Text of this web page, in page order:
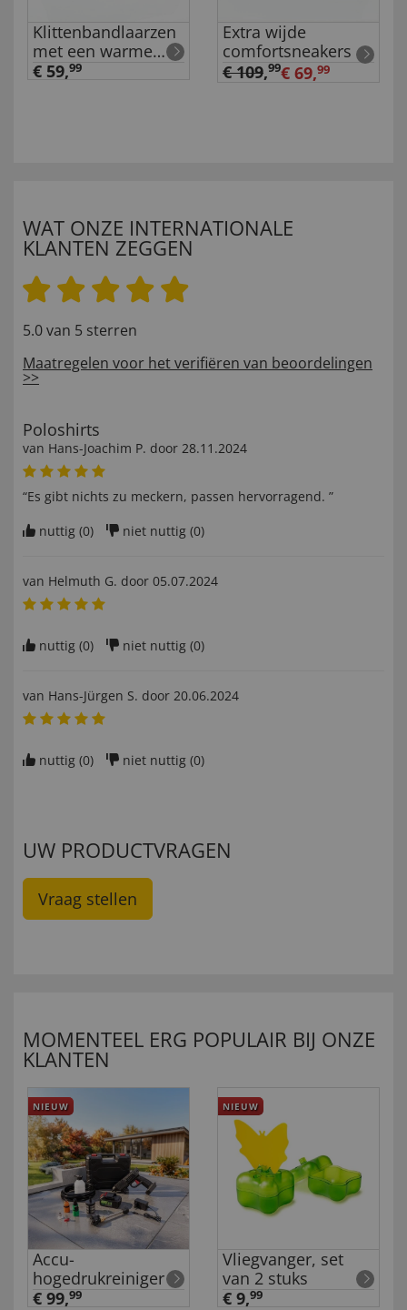
Klittenbandlaarzen
met een warme
voering
€ 59,99
Extra wijde
comfortsneakers
€ 109,99€ 69,99
WAT ONZE INTERNATIONALE
KLANTEN ZEGGEN
5.0 van 5 sterren
Maatregelen voor het verifiëren van beoordelingen
>>
Poloshirts
van Hans-Joachim P. door 28.11.2024
“Es gibt nichts zu meckern, passen hervorragend. ”
nuttig (0) niet nuttig (0)
van Helmuth G. door 05.07.2024
nuttig (0) niet nuttig (0)
van Hans-Jürgen S. door 20.06.2024
nuttig (0) niet nuttig (0)
UW PRODUCTVRAGEN
Vraag stellen
MOMENTEEL ERG POPULAIR BIJ ONZE
KLANTEN
NIEUW
Accu-
hogedrukreiniger
€ 99,99
NIEUW
Vliegvanger, set
van 2 stuks
€ 9,99